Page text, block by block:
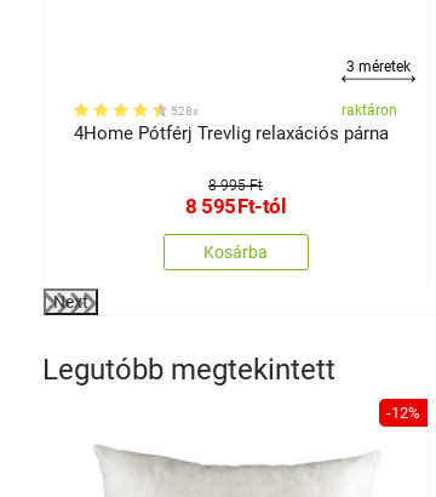
3 méretek
528x raktáron
4Home Pótférj Trevlig relaxációs párna
8 995 Ft
8 595Ft-tól
Kosárba
Next
Legutóbb megtekintett
-12%